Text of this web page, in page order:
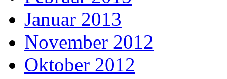
Januar 2013
November 2012
Oktober 2012